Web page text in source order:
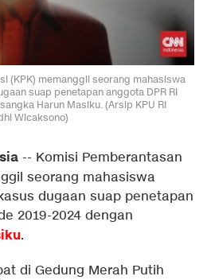
(KPK) memanggil seorang mahasiswa
suap penetapan anggota DPR RI
Harun Masiku. (Arsip KPU RI
Wicaksono)
-- Komisi Pemberantasan
seorang mahasiswa
dugaan suap penetapan
2019-2024 dengan
.
di Gedung Merah Putih